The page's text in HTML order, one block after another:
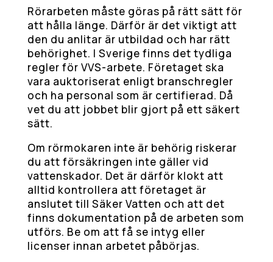
Rörarbeten måste göras på rätt sätt för
att hålla länge. Därför är det viktigt att
den du anlitar är utbildad och har rätt
behörighet. I Sverige finns det tydliga
regler för VVS-arbete. Företaget ska
vara auktoriserat enligt branschregler
och ha personal som är certifierad. Då
vet du att jobbet blir gjort på ett säkert
sätt.
Om rörmokaren inte är behörig riskerar
du att försäkringen inte gäller vid
vattenskador. Det är därför klokt att
alltid kontrollera att företaget är
anslutet till Säker Vatten och att det
finns dokumentation på de arbeten som
utförs. Be om att få se intyg eller
licenser innan arbetet påbörjas.